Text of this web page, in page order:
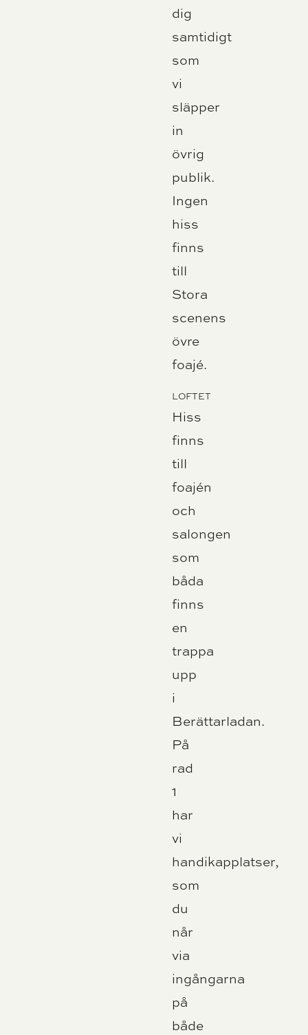
dig
samtidigt
som
vi
släpper
in
övrig
publik.
Ingen
hiss
finns
till
Stora
scenens
övre
foajé.
LOFTET
Hiss
finns
till
foajén
och
salongen
som
båda
finns
en
trappa
upp
i
Berättarladan.
På
rad
1
har
vi
handikapplatser,
som
du
når
via
ingångarna
på
både